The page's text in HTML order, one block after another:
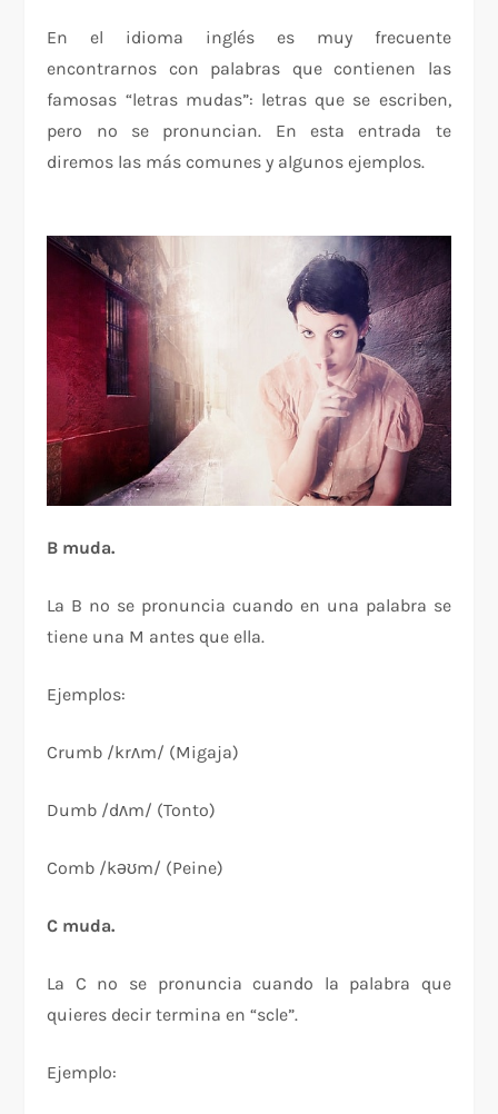
En el idioma inglés es muy frecuente
encontrarnos con palabras que contienen las
famosas “letras mudas”: letras que se escriben,
pero no se pronuncian. En esta entrada te
diremos las más comunes y algunos ejemplos.
B muda.
La B no se pronuncia cuando en una palabra se
tiene una M antes que ella.
Ejemplos:
Crumb /krʌm/ (Migaja)
Dumb /dʌm/ (Tonto)
Comb /kəʊm/ (Peine)
C muda.
La C no se pronuncia cuando la palabra que
quieres decir termina en “scle”.
Ejemplo: